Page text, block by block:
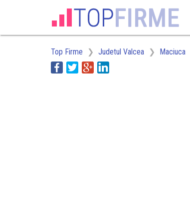
Top Firme Judetul Valcea Maciuca